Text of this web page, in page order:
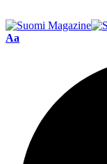
Font
Aa